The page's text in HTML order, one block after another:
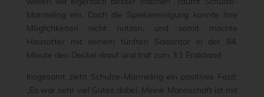
Marmeling ein. Doch die Spielvereinigung konnte ihre
Möglichkeiten nicht nutzen, und somit machte
Hausotter mit seinem fünften Saisontor in der 84.
Minute den Deckel drauf und traf zum 3:1 Endstand.
Insgesamt zieht Schulze-Marmeling ein positives Fazit:
„Es war sehr viel Gutes dabei. Meine Mannschaft ist mit